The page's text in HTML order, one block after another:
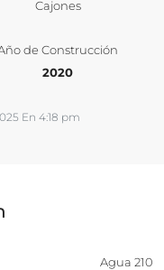
Cajones
de Construcción
2020
En 4:18 pm
Agua 210